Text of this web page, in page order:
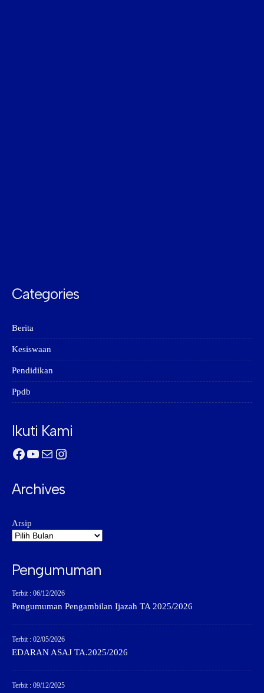
Categories
Berita
Kesiswaan
Pendidikan
Ppdb
Ikuti Kami
Facebook
YouTube
MailInstagram
Archives
Arsip
Pengumuman
Terbit : 06/12/2026
Pengumuman Pengambilan Ijazah TA 2025/2026
Terbit : 02/05/2026
EDARAN ASAJ TA.2025/2026
Terbit : 09/12/2025